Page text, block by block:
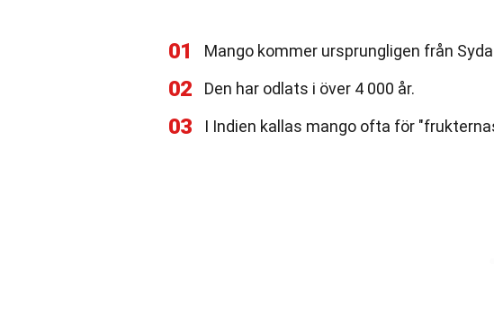
01 Mango kommer ursprungligen från
02 Den har odlats i över 4 000 år.
03 I Indien kallas mango ofta för